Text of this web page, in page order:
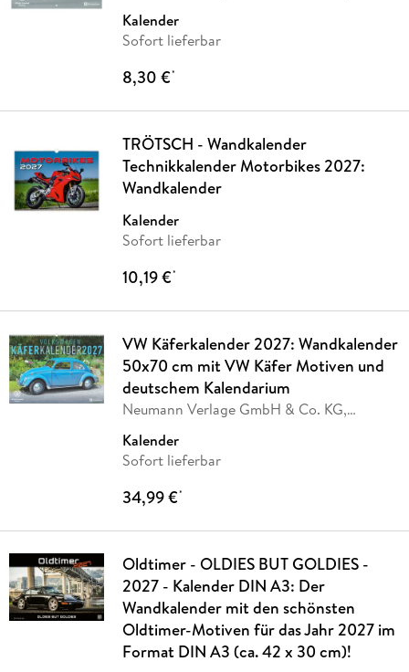
Kalender
Sofort lieferbar
8,30 €*
TRÖTSCH - Wandkalender
Technikkalender Motorbikes 2027:
Wandkalender
Kalender
Sofort lieferbar
10,19 €*
VW Käferkalender 2027: Wandkalender
50x70 cm mit VW Käfer Motiven und
deutschem Kalendarium
Neumann Verlage GmbH & Co. KG,
Kalender
Sofort lieferbar
34,99 €*
Oldtimer - OLDIES BUT GOLDIES -
2027 - Kalender DIN A3: Der
Wandkalender mit den schönsten
Oldtimer-Motiven für das Jahr 2027 im
Format DIN A3 (ca. 42 x 30 cm)!